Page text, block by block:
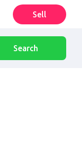
Sell
Search